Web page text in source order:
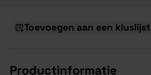
Toevoegen aan een kluslijst
Productinformatie